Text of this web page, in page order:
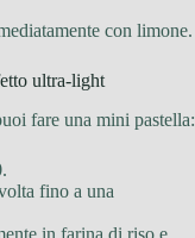
con limone.
ultra-light
fare una mini pastella:
fino a una